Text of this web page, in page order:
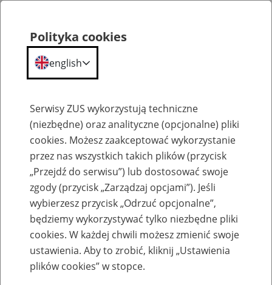
Wyniki naboru ofert pracy
Lista kandydatów/-ek i wyniki
naboru dla lekarzy orzeczników
Zakładu
Jednostka ZUS:
Polityka cookies
english
Serwisy ZUS wykorzystują techniczne
(niezbędne) oraz analityczne (opcjonalne) pliki
cookies. Możesz zaakceptować wykorzystanie
przez nas wszystkich takich plików (przycisk
„Przejdź do serwisu”) lub dostosować swoje
zgody (przycisk „Zarządzaj opcjami”). Jeśli
wybierzesz przycisk „Odrzuć opcjonalne”,
będziemy wykorzystywać tylko niezbędne pliki
cookies. W każdej chwili możesz zmienić swoje
ustawienia. Aby to zrobić, kliknij „Ustawienia
plików cookies” w stopce.